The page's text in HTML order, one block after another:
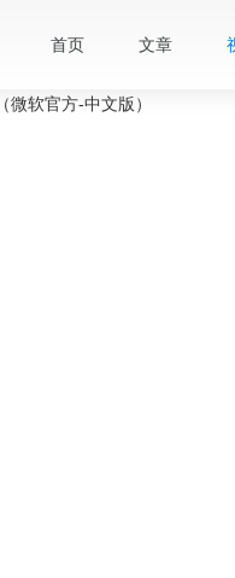
首页 文章
微软官方-中文版）